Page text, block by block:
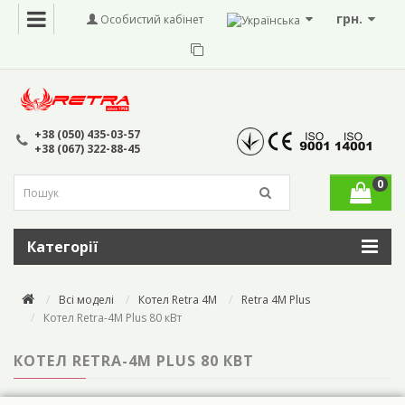
грн.
Особистий кабінет
+38 (050) 435-03-57
+38 (067) 322-88-45
0
Категорії
Всі моделі Котел Retra 4M
Retra 4M Plus
Котел Retra-4М Plus 80 кВт
КОТЕЛ RETRA-4М PLUS 80 КВТ